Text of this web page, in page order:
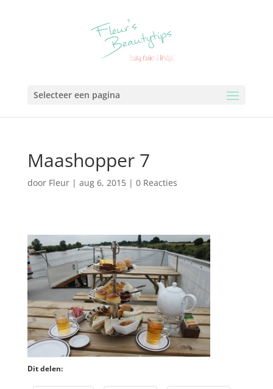
Selecteer een pagina
Maashopper 7
door Fleur| aug 6, 2015| 0 Reacties
Dit delen: